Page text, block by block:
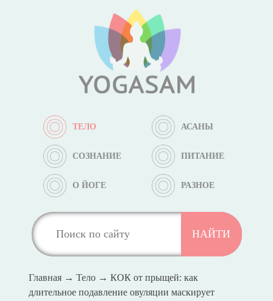
ТЕЛО АСАНЫ
СОЗНАНИЕ ПИТАНИЕ
О ЙОГЕ РАЗНОЕ
Главная→ Тело→ КОК от прыщей: как
длительное подавление овуляции маскирует